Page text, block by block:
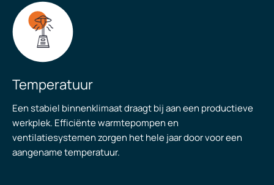
Temperatuur
Een stabiel binnenklimaat draagt bij aan een productieve
werkplek. Efficiënte warmtepompen en
ventilatiesystemen zorgen het hele jaar door voor een
aangename temperatuur.